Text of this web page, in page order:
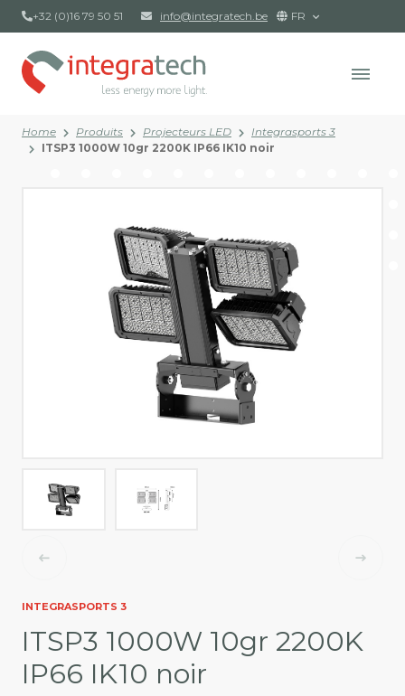
+32 (0)16 79 50 51 info@integratech.be FR
Home Produits Projecteurs LED
Integrasports 3
ITSP3 1000W 10gr 2200K IP66 IK10 noir
INTEGRASPORTS 3
ITSP3 1000W 10gr 2200K
IP66 IK10 noir